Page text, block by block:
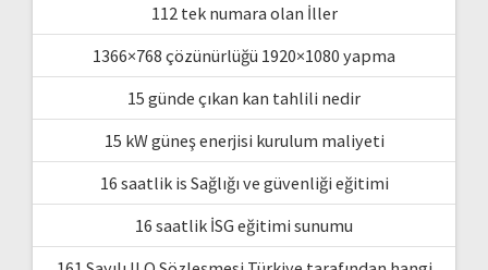
112 tek numara olan İller
1366×768 çözünürlüğü 1920×1080 yapma
15 günde çıkan kan tahlili nedir
15 kW güneş enerjisi kurulum maliyeti
16 saatlik is Sağlığı ve güvenliği eğitimi
16 saatlik İSG eğitimi sunumu